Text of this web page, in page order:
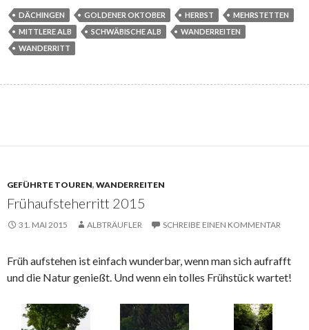
DÄCHINGEN GOLDENER OKTOBER HERBST
MEHRSTETTEN
MITTLERE ALB
SCHWÄBISCHE ALB
WANDERREITEN
WANDERRITT
GEFÜHRTE TOUREN, WANDERREITEN
Frühaufsteherritt 2015
31. MAI 2015 ALBTRÄUFLER SCHREIBE EINEN KOMMENTAR
Früh aufstehen ist einfach wunderbar, wenn man sich aufrafft
und die Natur genießt. Und wenn ein tolles Frühstück wartet!